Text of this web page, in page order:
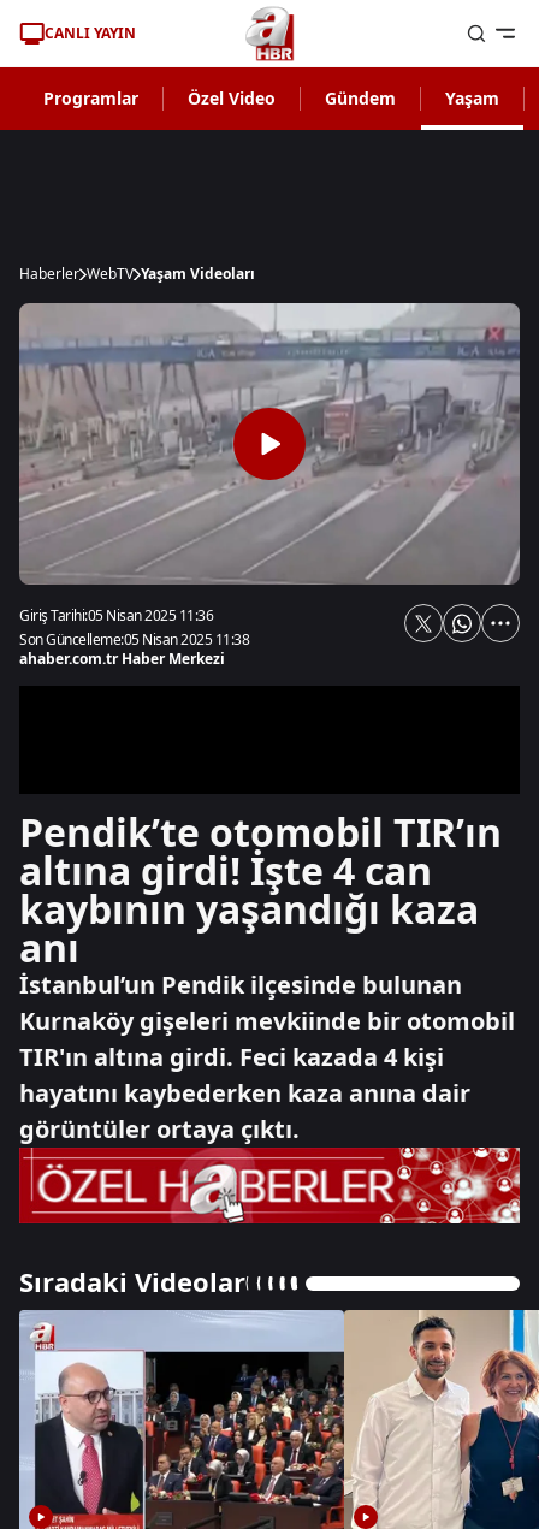
CANLI YAYIN
Programlar Özel Video Gündem Yaşam
Haberler WebTV Yaşam Videoları
Giriş Tarihi:05 Nisan 2025 11:36
Son Güncelleme:05 Nisan 2025 11:38
ahaber.com.tr Haber Merkezi
Pendik’te otomobil TIR’ın
altına girdi! İşte 4 can
kaybının yaşandığı kaza
anı
İstanbul’un Pendik ilçesinde bulunan
Kurnaköy gişeleri mevkiinde bir otomobil
TIR'ın altına girdi. Feci kazada 4 kişi
hayatını kaybederken kaza anına dair
görüntüler ortaya çıktı.
Sıradaki Videolar